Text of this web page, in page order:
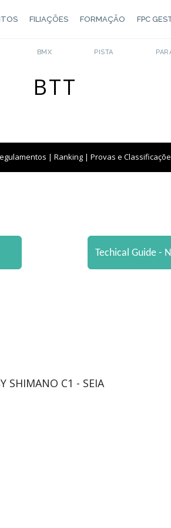
FILIAÇÕES FORMAÇÃO FPC
BMX PISTA
BTT
| Ranking | Provas e
SHIMANO C1 - SEIA